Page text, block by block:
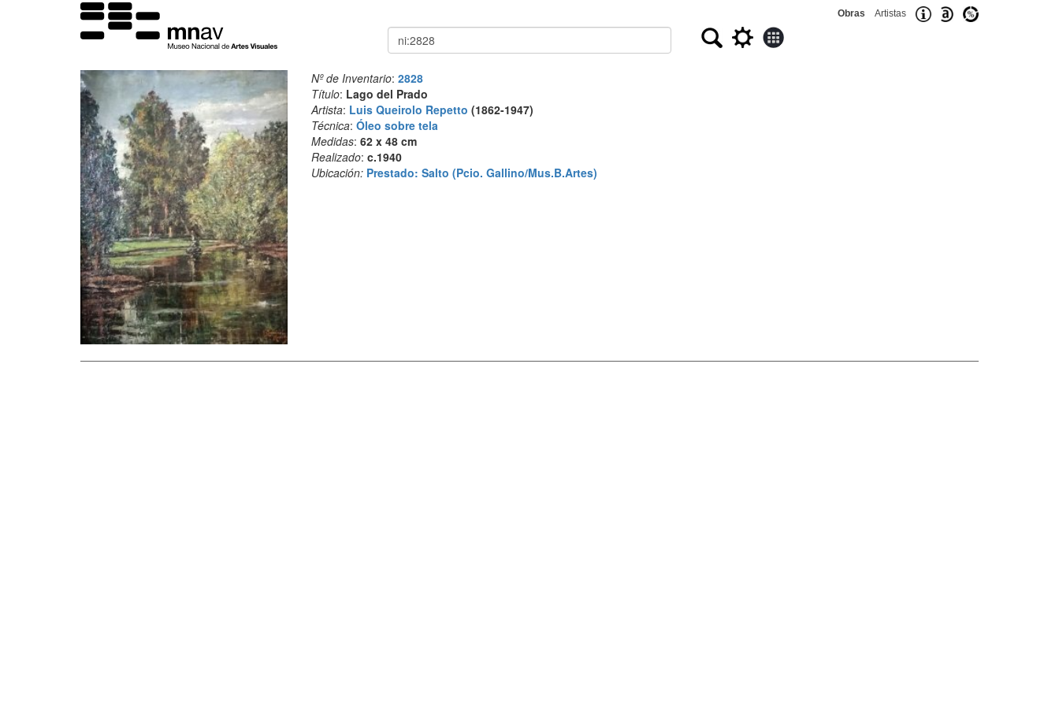
Obras Artistas
Buscar
Nº de Inventario: 2828
Título: Lago del Prado
Artista: Luis Queirolo Repetto (1862-1947)
Técnica: Óleo sobre tela
Medidas: 62 x 48 cm
Realizado: c.1940
Ubicación: Prestado: Salto (Pcio. Gallino/Mus.B.Artes)